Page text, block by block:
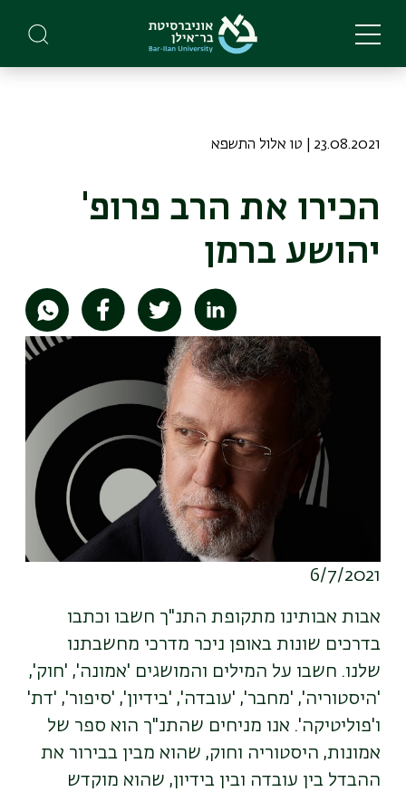
main
23.08.2021 | טו אלול התשפא
הכירו את הרב פרופ'
יהושע ברמן
6/7/2021
אבות אבותינו מתקופת התנ"ך חשבו וכתבו
בדרכים שונות באופן ניכר מדרכי מחשבתנו
שלנו. חשבו על המילים והמושגים 'אמונה', 'חוק',
'היסטוריה', 'מחבר', 'עובדה', 'בידיון', 'סיפור', 'דת'
ו'פוליטיקה'. אנו מניחים שהתנ"ך הוא ספר של
אמונות, היסטוריה וחוק, שהוא מבין בבירור את
ההבדל בין עובדה ובין בידיון, שהוא מוקדש